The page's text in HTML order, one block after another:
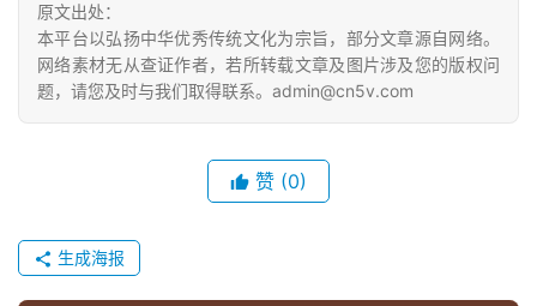
美
术
图
寫
錯
原文出处：
本平台以弘扬中华优秀传统文化为宗旨，部分文章源自网络。
网络素材无从查证作者，若所转载文章及图片涉及您的版权问
题，请您及时与我们取得联系。admin@cn5v.com
赞 (0)
生成海报